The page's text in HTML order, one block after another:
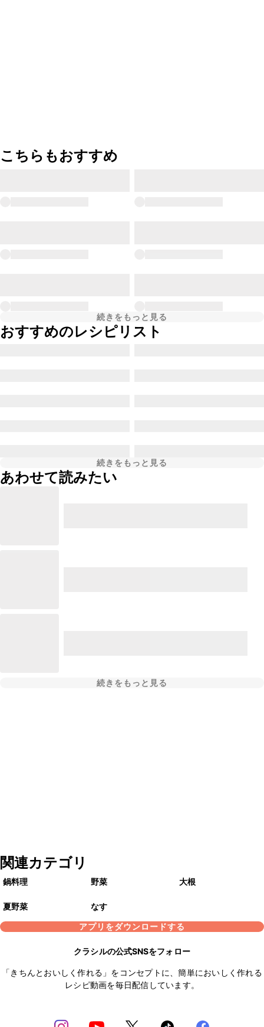
こちらもおすすめ
続きをもっと見る
おすすめのレシピリスト
続きをもっと見る
あわせて読みたい
続きをもっと見る
関連カテゴリ
鍋料理 野菜 大根
夏野菜
なす
アプリをダウンロードする
クラシルの公式SNSをフォロー
「きちんとおいしく作れる」をコンセプトに、簡単においしく作れる
レシピ動画を毎日配信しています。